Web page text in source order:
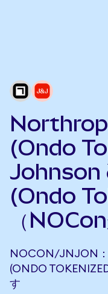
(Ondo
Johnson
(Ondo
（
NOCON/JNJON：
(ONDO
す